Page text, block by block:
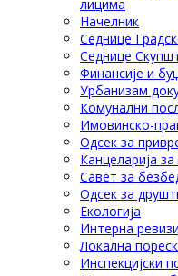
лицима
Начелник
Седнице
Седнице
Финансије и
Урбанизам
Комунални
Имовинско-
Одсек за
Канцеларија
Савет за
Одсек за
Eкологија
Интерна
Локална
Инспекцијски